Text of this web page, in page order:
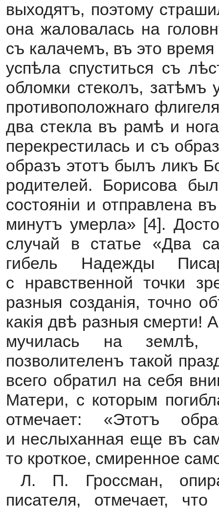
выходятъ, поэтому
она жаловалась на
съ калачемъ, въ это
успѣла спуститься съ
обломки стеколъ,
противоположнаго
два стекла въ рамѣ и
перекрестилась и съ
образъ этотъ былъ ликъ
родителей. Борисова
состоянiи и отправлена
минутъ умерла» [4].
случай в статье «Два
гибель Надежды
с нравственной точки
разныя созданія, точно
какія двѣ разныя смерти!
мучилась на землѣ,
позволителенъ такой
всего обратил на себя
Матери, с которым
отмечает: «Этотъ
и неслыханная еще въ
то кроткое, смиренное
Л. П. Гроссман,
писателя, отмечает,